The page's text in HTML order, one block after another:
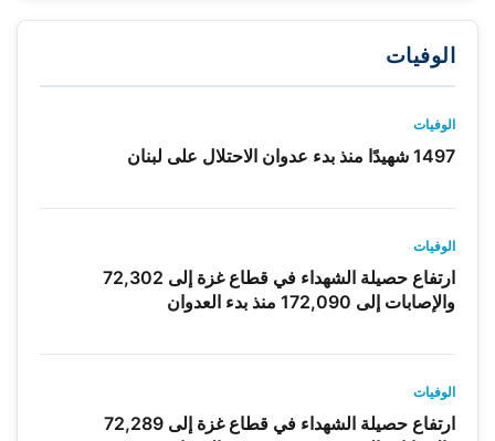
الوفيات
الوفيات
1497 شهيدًا منذ بدء عدوان الاحتلال على لبنان
الوفيات
ارتفاع حصيلة الشهداء في قطاع غزة إلى 72,302
والإصابات إلى 172,090 منذ بدء العدوان
الوفيات
ارتفاع حصيلة الشهداء في قطاع غزة إلى 72,289